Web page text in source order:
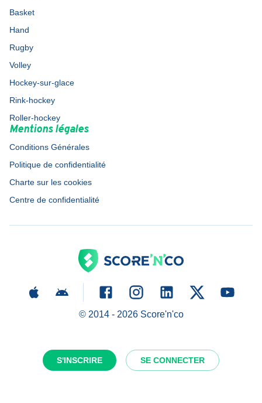
S'INSCRIRE SE CONNECTER
Basket
Hand
Rugby
Volley
Hockey-sur-glace
Rink-hockey
Roller-hockey
Mentions légales
Conditions Générales
Politique de confidentialité
Charte sur les cookies
Centre de confidentialité
© 2014 - 2026Score'n'co